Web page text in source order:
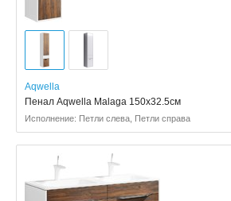
Aqwella
Пенал Aqwella Malaga 150x32.5см
Исполнение: Петли слева, Петли справа